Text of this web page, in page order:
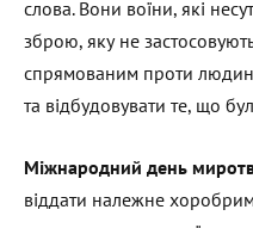
слова. Вони воїни, які
зброю, яку не
спрямованим проти
та відбудовувати те, що
Міжнародний день
віддати належне